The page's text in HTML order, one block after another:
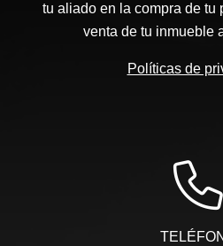
tu aliado en la compra de tu
venta de tu inmueble
Políticas de